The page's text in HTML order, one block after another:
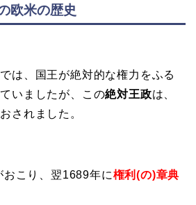
欧米の歴史
は、国王が絶対的な権力をふる
いましたが、この絶対王政は、
されました。
おこり、翌1689年に権利(の)章典